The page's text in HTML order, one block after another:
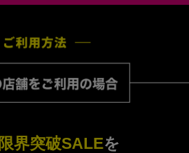
限界突破SALEを